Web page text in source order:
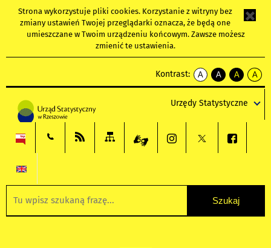
Strona wykorzystuje pliki cookies. Korzystanie z witryny bez
zmiany ustawień Twojej przeglądarki oznacza, że będą one
umieszczane w Twoim urządzeniu końcowym. Zawsze możesz
zmienić te ustawienia.
Kontrast:
A
kontrast
A
kontrast
tekst
czarnym
A
kontrast
tekst
czarnym
A
tekst
żółtym
Urzędy Statystyczne